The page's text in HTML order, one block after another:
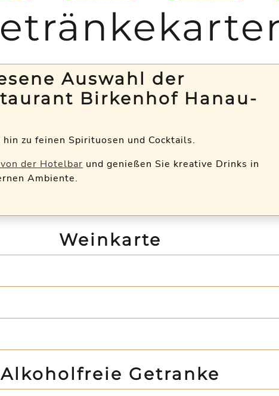
Auswahl der
Birkenhof Hanau-
zu feinen Spirituosen und Cocktails.
der Hotelbar und genießen Sie kreative Drinks in
Ambiente.
Weinkarte
Alkoholfreie Getranke